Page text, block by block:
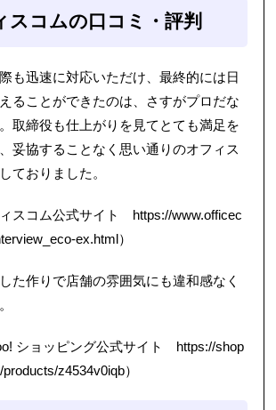
スコムの口コミ・評判
も迅速に対応いただけ、最終的には日
ることができたのは、さすがプロだな
取締役も仕上がりを見てとても満足を
妥協することなく思い通りのオフィス
ておりました。
ィスコム公式サイト https://www.officec
ex.html）
た作りで店舗の雰囲気にも違和感なく
ショッピング公式サイト https://shop
products/z4534v0iqb）